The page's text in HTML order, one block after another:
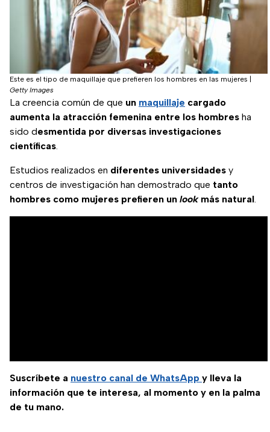
Este es el tipo de maquillaje que prefieren los hombres en las mujeres |
Getty Images
La creencia común de que un maquillaje cargado
aumenta la atracción femenina entre los hombres ha
sido desmentida por diversas investigaciones
científicas
Estudios realizados en diferentes universidades y
centros de investigación han demostrado que tanto
hombres como mujeres prefieren un lookmás natural
Suscríbete a nuestro canal de WhatsApp y lleva la
información que te interesa, al momento y en la palma
de tu mano.